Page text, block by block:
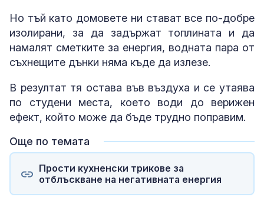
Но тъй като домовете ни стават все по-добре
изолирани, за да задържат топлината и да
намалят сметките за енергия, водната пара от
съхнещите дънки няма къде да излезе.
В резултат тя остава във въздуха и се утаява
по студени места, което води до верижен
ефект, който може да бъде трудно поправим.
Още по темата
Прости кухненски трикове за
отблъскване на негативната енергия